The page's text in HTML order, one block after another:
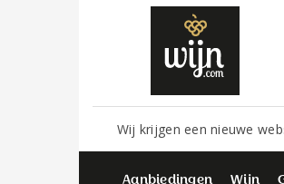
Wij krijgen een nieuwe
Aanbiedingen Wijn